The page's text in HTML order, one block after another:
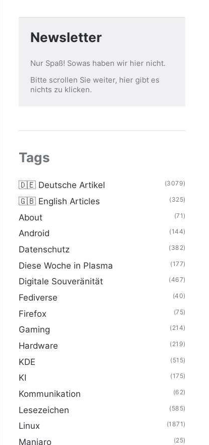
Newsletter
Nur Spaß! Sowas haben wir hier nicht.
Bitte scrollen Sie weiter, hier gibt es
nichts zu klicken.
Tags
🇩🇪 Deutsche Artikel (3079)
🇬🇧 English Articles (325)
About (71)
Android (144)
Datenschutz (382)
Diese Woche in Plasma (177)
Digitale Souveränität (467)
Fediverse (40)
Firefox (75)
Gaming (214)
Hardware (219)
KDE (515)
KI (175)
Kommunikation (62)
Lesezeichen (585)
Linux (1871)
Manjaro (25)